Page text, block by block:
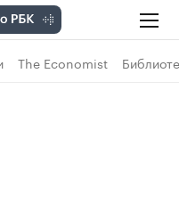
The Economist